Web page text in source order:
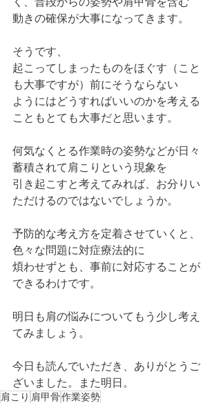
動きの確保が大事になってきます。
そうです、
起こってしまったものをほぐす（こと
も大事ですが）前にそうならない
ようにはどうすればいいのかを考える
こともとても大事だと思います。
何気なくとる作業時の姿勢などが日々
蓄積されて肩こりという現象を
引き起こすと考えてみれば、お分りい
ただけるのではないでしょうか。
予防的な考え方を定着させていくと、
色々な問題に対症療法的に
煩わせずとも、事前に対応することが
できるわけです。
明日も肩の悩みについてもう少し考え
てみましょう。
今日も読んでいただき、ありがとうご
ざいました。また明日。
肩こり 肩甲骨作業姿勢